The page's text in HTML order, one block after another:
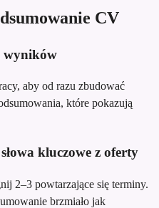
CV
wyników
aby od razu zbudować
które pokazują
kluczowe z oferty
2–3 powtarzające się terminy.
brzmiało jak